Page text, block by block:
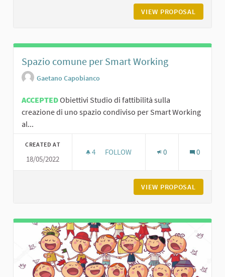
VIEW PROPOSAL
Spazio comune per Smart Working
Gaetano Capobianco
ACCEPTEDObiettivi Studio di fattibilità sulla
creazione di uno spazio condiviso per Smart Working
al...
CREATED AT
18/05/2022
4 4 FOLLOWERS
FOLLOW 0 0
VIEW PROPOSAL